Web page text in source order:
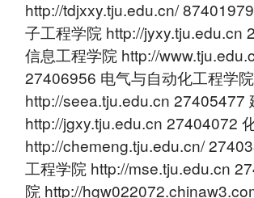
http://tdjxxy.tju.edu.cn/
子工程学院 http://jyxy.tju.edu.cn
信息工程学院 http://
27406956 电气与自动化工程学院
http://seea.tju.edu.cn 27405477
http://jgxy.tju.edu.cn 27404072
http://chemeng.tju.edu.cn/
工程学院 http://mse.tju.edu.cn
院 http://